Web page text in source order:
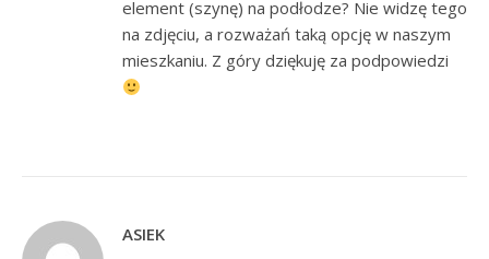
element (szynę) na podłodze? Nie widzę tego
na zdjęciu, a rozważań taką opcję w naszym
mieszkaniu. Z góry dziękuję za podpowiedzi
ASIEK